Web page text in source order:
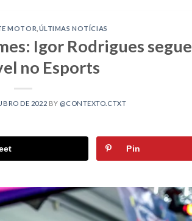
MOTOR ÚLTIMAS NOTÍCIAS
Igor Rodrigues segue
no Esports
DE 2022 BY @CONTEXTO.CTXT
Pin